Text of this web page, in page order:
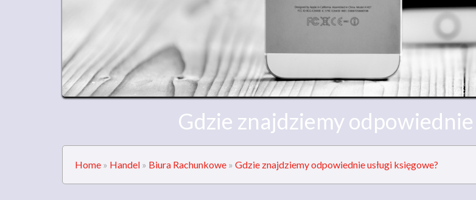
Gdzie znajdziemy
Home » Handel » Biura Rachunkowe » Gdzie znajdziemy odpowiednie usługi księgowe?